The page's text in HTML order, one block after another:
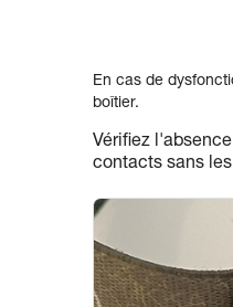
En cas de
boîtier.
Vérifiez
contacts sans